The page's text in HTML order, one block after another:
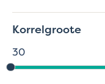
Korrelgroote
30